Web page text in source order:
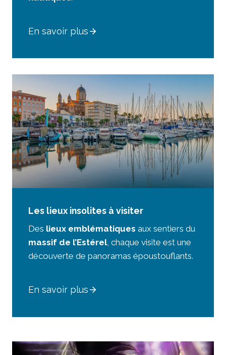
En savoir plus
Les lieux insolites à visiter
Des lieux emblématiques aux sentiers du
massif de l’Estérel, chaque visite est une
découverte de panoramas époustouflants.
En savoir plus